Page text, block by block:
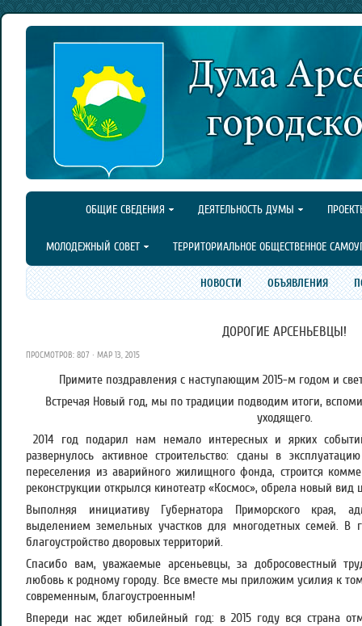
ОБЩИЕ СВЕДЕНИЯ ДЕЯТЕЛЬНОСТЬ ДУМЫ
МОЛОДЕЖНЫЙ СОВЕТ ТЕРРИТОРИАЛЬНОЕ ОБЩЕСТВЕННОЕ
НОВОСТИ ОБЪЯВЛЕНИЯ
ДОРОГИЕ АРСЕНЬЕВЦЫ!
ПРОСМОТРОВ: 807 · МАР 13, 2015
Примите поздравления с наступающим 2015-м годом и
Встречая Новый год, мы по традиции подводим итоги,
уходящего.
2014 год подарил нам немало интересных и ярких
развернулось активное строительство: сданы в
переселения из аварийного жилищного фонда, строится
реконструкции открылся кинотеатр «Космос», обрела новый вид
Выполняя инициативу Губернатора Приморского края,
выделением земельных участков для многодетных семей. В
благоустройство дворовых территорий.
Спасибо вам, уважаемые арсеньевцы, за добросовестный
любовь к родному городу. Все вместе мы приложим усилия к
современным, благоустроенным!
Впереди нас ждет юбилейный год: в 2015 году вся страна